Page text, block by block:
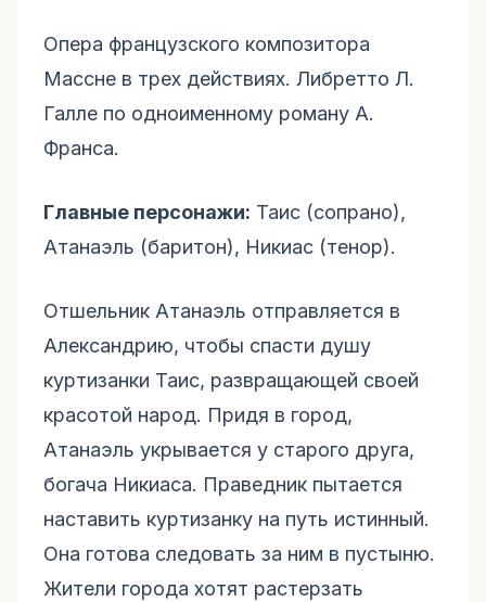
Опера французского композитора
Массне в трех действиях. Либретто Л.
Галле по одноименному роману А.
Франса.
Главные персонажи: Таис (сопрано),
Атанаэль (баритон), Никиас (тенор).
Отшельник Атанаэль отправляется в
Александрию, чтобы спасти душу
куртизанки Таис, развращающей своей
красотой народ. Придя в город,
Атанаэль укрывается у старого друга,
богача Никиаса. Праведник пытается
наставить куртизанку на путь истинный.
Она готова следовать за ним в пустыню.
Жители города хотят растерзать